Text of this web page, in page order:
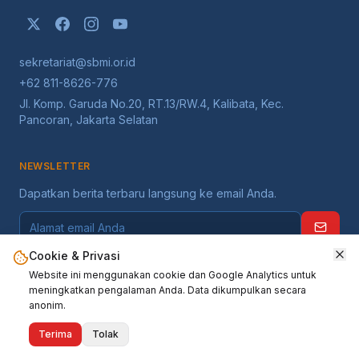
sekretariat@sbmi.or.id
+62 811-8626-776
Jl. Komp. Garuda No.20, RT.13/RW.4, Kalibata, Kec.
Pancoran, Jakarta Selatan
NEWSLETTER
Dapatkan berita terbaru langsung ke email Anda.
©2026
Cookie & Privasi
Website ini menggunakan cookie dan Google Analytics untuk
meningkatkan pengalaman Anda. Data dikumpulkan secara
anonim.
Terima Tolak